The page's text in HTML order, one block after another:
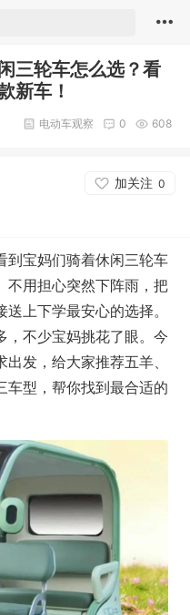
三轮车怎么选？看
新车！
608
0
电动车观察
加关注 0
到宝妈们骑着休闲三轮车
不用担心突然下阵雨，把
上下学最安心的选择。
，不少宝妈挑花了眼。今
发，给大家推荐五羊、
车型，帮你找到最合适的